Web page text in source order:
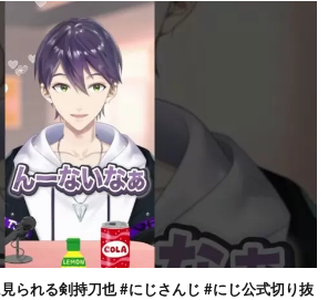
られる剣持刀也 #にじさんじ #にじ公式切り抜